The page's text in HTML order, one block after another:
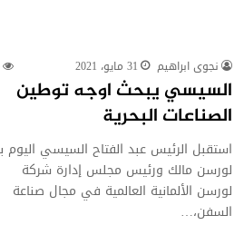
نجوى ابراهيم 31 مايو، 2021
السيسي يبحث اوجه توطين
الصناعات البحرية
استقبل الرئيس عبد الفتاح السيسي اليوم
لورسن مالك ورئيس مجلس إدارة شركة
لورسن الألمانية العالمية في مجال صناعة
السفن،…